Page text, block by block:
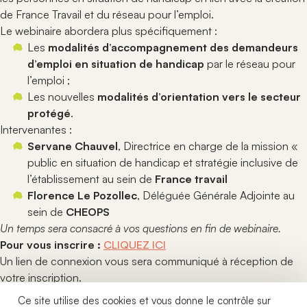
Ce site utilise des cookies et vous donne le contrôle sur
de France Travail et du réseau pour l’emploi.
Le webinaire abordera plus spécifiquement :
Les modalités d’accompagnement des demandeurs
d’emploi en situation de handicap par le réseau pour
l’emploi ;
Les nouvelles modalités d’orientation vers le secteur
protégé.
Intervenantes :
Servane Chauvel, Directrice en charge de la mission «
public en situation de handicap et stratégie inclusive de
l’établissement au sein de France travail
Florence Le Pozollec, Déléguée Générale Adjointe au
sein de CHEOPS
Un temps sera consacré à vos questions en fin de webinaire.
Pour vous inscrire : CLIQUEZ ICI
Un lien de connexion vous sera communiqué à réception de
votre inscription.
Une voix libre, un réseau fort